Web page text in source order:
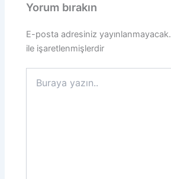
Yorum bırakın
E-posta adresiniz yayınlanmayacak.
ile işaretlenmişlerdir
yazın..